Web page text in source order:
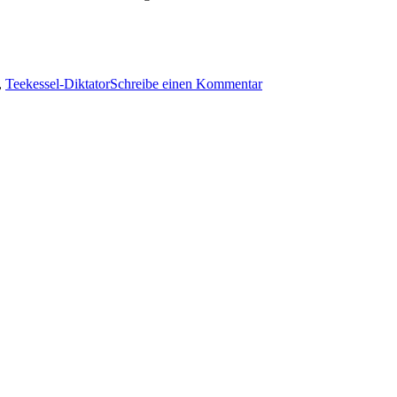
, Teekessel-DiktatorSchreibe einen Kommentarzu